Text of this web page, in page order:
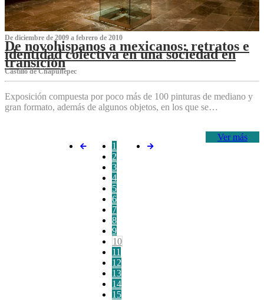
De diciembre de 2009 a febrero de 2010
De novohispanos a mexicanos: retratos e
identidad colectiva en una sociedad en
transición
Castillo de Chapultepec
Exposición compuesta por poco más de 100 pinturas de mediano y
gran formato, además de algunos objetos, en los que se…
Ver más
1
2
3
4
5
6
7
8
9
10
11
12
13
14
15